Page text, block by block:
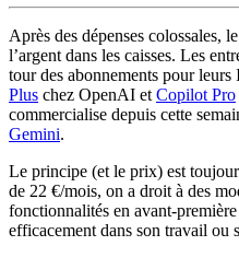
Après des dépenses colossales,
l’argent dans les caisses. Les
tour des abonnements pour
Plus chez OpenAI et Copilot Pro
commercialise depuis cette
Gemini.
Le principe (et le prix) est
de 22 €/mois, on a droit à des
fonctionnalités en avant-
efficacement dans son travail ou